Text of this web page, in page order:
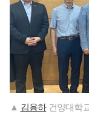
▲ 김용하건양대학